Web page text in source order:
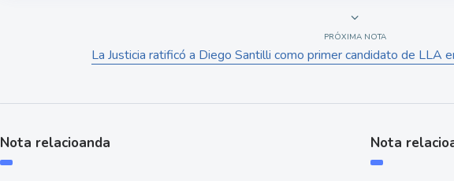
PRÓXIMA NOTA
La Justicia ratificó a Diego Santilli como primer candidato de LLA
Nota relacioanda Nota